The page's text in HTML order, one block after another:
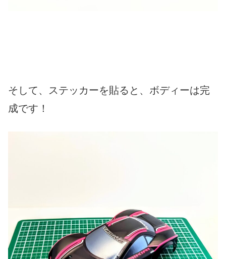
そして、ステッカーを貼ると、ボディーは完
成です！